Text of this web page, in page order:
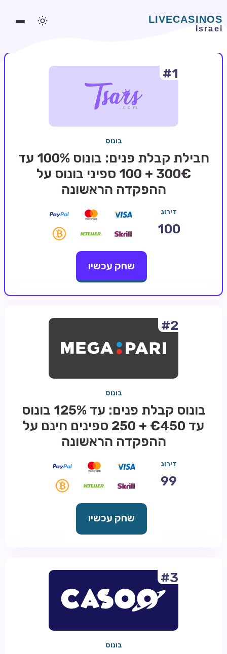
משחקים אונליין
בלאקג'ק אונליין
בונוסים בקזינו אונליין
טיפים
#1
בונוס
חבילת קבלת פנים: בונוס 100% עד
300€ + 100 ספיני בונוס על
ההפקדה הראשונה
דירוג
100
שחק עכשיו
#2
בונוס
בונוס קבלת פנים: עד 125% בונוס
עד €450 + 250 ספינים חינם על
ההפקדה הראשונה
דירוג
99
שחק עכשיו
#3
בונוס